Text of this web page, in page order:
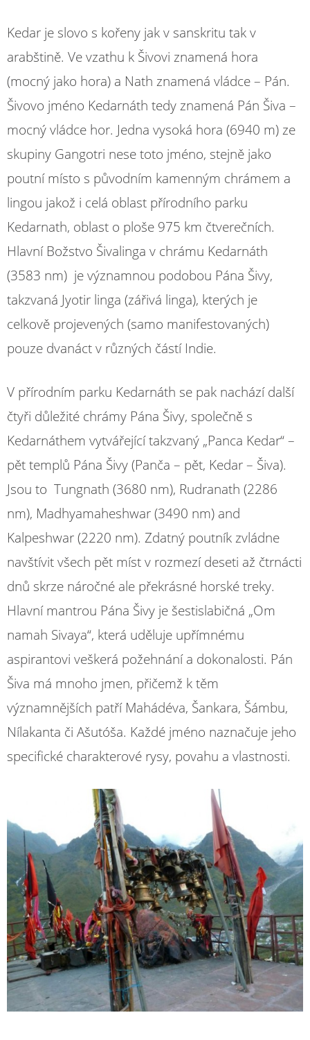
Kedar je slovo s kořeny jak v sanskritu tak v
arabštině. Ve vzathu k Šivovi znamená hora
(mocný jako hora) a Nath znamená vládce – Pán.
Šivovo jméno Kedarnáth tedy znamená Pán Šiva –
mocný vládce hor. Jedna vysoká hora (6940 m) ze
skupiny Gangotri nese toto jméno, stejně jako
poutní místo s původním kamenným chrámem a
lingou jakož i celá oblast přírodního parku
Kedarnath, oblast o ploše 975 km čtverečních.
Hlavní Božstvo Šivalinga v chrámu Kedarnáth
(3583 nm) je významnou podobou Pána Šivy,
takzvaná Jyotir linga (zářivá linga), kterých je
celkově projevených (samo manifestovaných)
pouze dvanáct v různých částí Indie.
V přírodním parku Kedarnáth se pak nachází další
čtyři důležité chrámy Pána Šivy, společně s
Kedarnáthem vytvářející takzvaný „Panca Kedar“ –
pět templů Pána Šivy (Panča – pět, Kedar – Šiva).
Jsou to Tungnath (3680 nm), Rudranath (2286
nm), Madhyamaheshwar (3490 nm) and
Kalpeshwar (2220 nm). Zdatný poutník zvládne
navštívit všech pět míst v rozmezí deseti až čtrnácti
dnů skrze náročné ale překrásné horské treky.
Hlavní mantrou Pána Šivy je šestislabičná „Om
namah Sivaya“, která uděluje upřímnému
aspirantovi veškerá požehnání a dokonalosti. Pán
Šiva má mnoho jmen, přičemž k těm
významnějších patří Mahádéva, Šankara, Šámbu,
Nílakanta či Ašutóša. Každé jméno naznačuje jeho
specifické charakterové rysy, povahu a vlastnosti.